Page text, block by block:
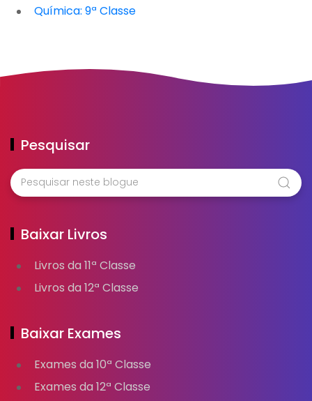
Química: 9ª Classe
Pesquisar
Baixar Livros
Livros da 11ª Classe
Livros da 12ª Classe
Baixar Exames
Exames da 10ª Classe
Exames da 12ª Classe